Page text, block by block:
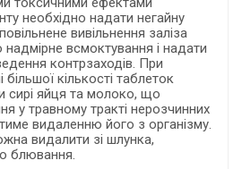
необхідно надати негайну
вивільнення заліза
всмоктування і надати
контрзаходів. При
кількості таблеток
сирі яйця та молоко, що
у травному тракті нерозчинних
видаленню його з організму.
видалити зі шлунка,
блювання.